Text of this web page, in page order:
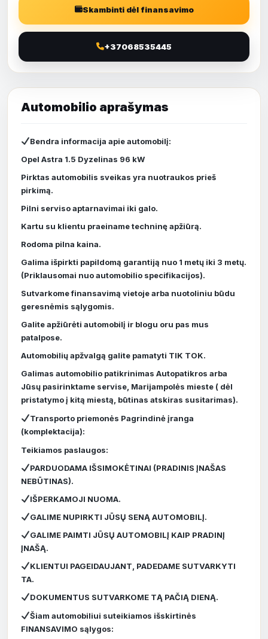
Skambinti dėl finansavimo
+37068535445
Bendra informacija apie automobilį:
Opel Astra 1.5 Dyzelinas 96 kW
Pirktas automobilis sveikas yra nuotraukos prieš
pirkimą.
Pilni serviso aptarnavimai iki galo.
Kartu su klientu praeiname techninę apžiūrą.
Rodoma pilna kaina.
Galima išpirkti papildomą garantiją nuo 1 metų iki 3 metų.
(Priklausomai nuo automobilio specifikacijos).
Sutvarkome finansavimą vietoje arba nuotoliniu būdu
geresnėmis sąlygomis.
Galite apžiūrėti automobilį ir blogu oru pas mus
patalpose.
Automobilių apžvalgą galite pamatyti TIK TOK.
Galimas automobilio patikrinimas Autopatikros arba
Jūsų pasirinktame servise, Marijampolės mieste ( dėl
pristatymo į kitą miestą, būtinas atskiras susitarimas).
Transporto priemonės Pagrindinė įranga
(komplektacija):
Teikiamos paslaugos:
PARDUODAMA IŠSIMOKĖTINAI (PRADINIS ĮNAŠAS
NEBŪTINAS).
IŠPERKAMOJI NUOMA.
GALIME NUPIRKTI JŪSŲ SENĄ AUTOMOBILĮ.
GALIME PAIMTI JŪSŲ AUTOMOBILĮ KAIP PRADINĮ
ĮNAŠĄ.
KLIENTUI PAGEIDAUJANT, PADEDAME SUTVARKYTI
TA.
DOKUMENTUS SUTVARKOME TĄ PAČIĄ DIENĄ.
Šiam automobiliui suteikiamos išskirtinės
FINANSAVIMO sąlygos: